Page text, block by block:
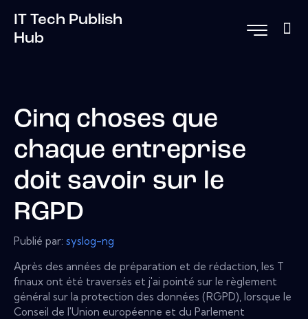
IT Tech Publish
Hub
Cinq choses que
chaque entreprise
doit savoir sur le
RGPD
Publié par: syslog-ng
Après des années de préparation et de rédaction, les T
finaux ont été traversés et j'ai pointé sur le règlement
général sur la protection des données (RGPD), lorsque le
Conseil de l'Union européenne et du Parlement